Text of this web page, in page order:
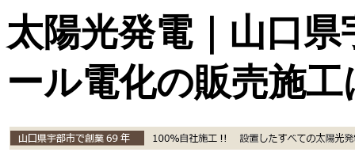
太陽光発電｜山口
ール電化の販売施